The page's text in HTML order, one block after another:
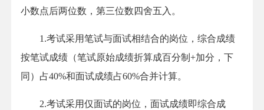
小数点后两位数，第三位数四舍五入。
1.考试采用笔试与面试相结合的岗位，综合成绩
按笔试成绩（笔试原始成绩折算成百分制+加分，下
同）占40%和面试成绩占60%合并计算。
2.考试采用仅面试的岗位，面试成绩即综合成